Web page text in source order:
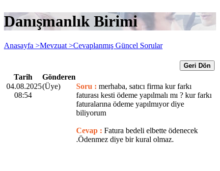
Danışmanlık Birimi
Anasayfa >Mevzuat >Cevaplanmış Güncel Sorular
Geri Dön
Tarih
Gönderen
04.08.2025
08:54
(Üye) Soru : merhaba, satıcı firma kur farkı
faturası kesti ödeme yapılmalı mı ? kur farkı
faturalarına ödeme yapılmıyor diye
biliyorum
Cevap : Fatura bedeli elbette ödenecek
.Ödenmez diye bir kural olmaz.